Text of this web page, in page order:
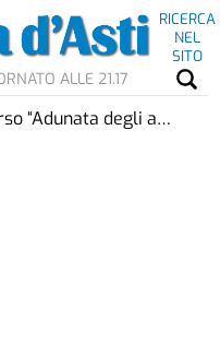
RICERCA
NEL
SITO
ALLE 21.17